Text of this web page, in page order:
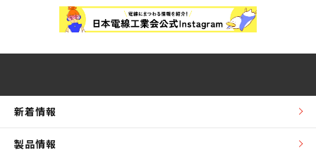
新着情報
製品情報